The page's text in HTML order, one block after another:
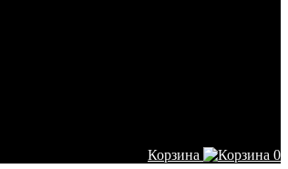
Корзина
0